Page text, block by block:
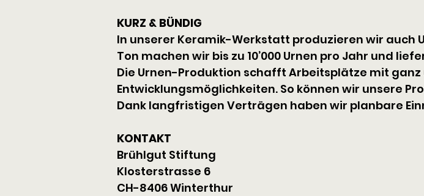
KURZ & BÜNDIG
In unserer Keramik-Werkstatt produzieren wir auch
Ton machen wir bis zu 10’000 Urnen pro Jahr und
Die Urnen-Produktion schafft Arbeitsplätze mit
Entwicklungsmöglichkeiten. So können wir unsere
Dank langfristigen Verträgen haben wir planbare
KONTAKT
Brühlgut Stiftung
Klosterstrasse 6
CH-8406 Winterthur